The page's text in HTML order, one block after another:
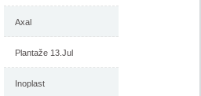
Axal
Plantaže 13.Jul
Inoplast